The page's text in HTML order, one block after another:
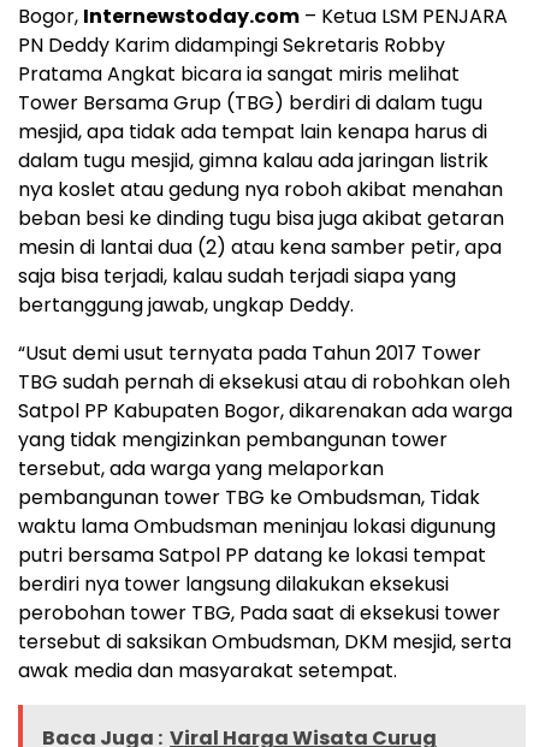
Bogor, Internewstoday.com – Ketua LSM PENJARA
PN Deddy Karim didampingi Sekretaris Robby
Pratama Angkat bicara ia sangat miris melihat
Tower Bersama Grup (TBG) berdiri di dalam tugu
mesjid, apa tidak ada tempat lain kenapa harus di
dalam tugu mesjid, gimna kalau ada jaringan listrik
nya koslet atau gedung nya roboh akibat menahan
beban besi ke dinding tugu bisa juga akibat getaran
mesin di lantai dua (2) atau kena samber petir, apa
saja bisa terjadi, kalau sudah terjadi siapa yang
bertanggung jawab, ungkap Deddy.
“Usut demi usut ternyata pada Tahun 2017 Tower
TBG sudah pernah di eksekusi atau di robohkan oleh
Satpol PP Kabupaten Bogor, dikarenakan ada warga
yang tidak mengizinkan pembangunan tower
tersebut, ada warga yang melaporkan
pembangunan tower TBG ke Ombudsman, Tidak
waktu lama Ombudsman meninjau lokasi digunung
putri bersama Satpol PP datang ke lokasi tempat
berdiri nya tower langsung dilakukan eksekusi
perobohan tower TBG, Pada saat di eksekusi tower
tersebut di saksikan Ombudsman, DKM mesjid, serta
awak media dan masyarakat setempat.
Baca Juga : Viral Harga Wisata Curug